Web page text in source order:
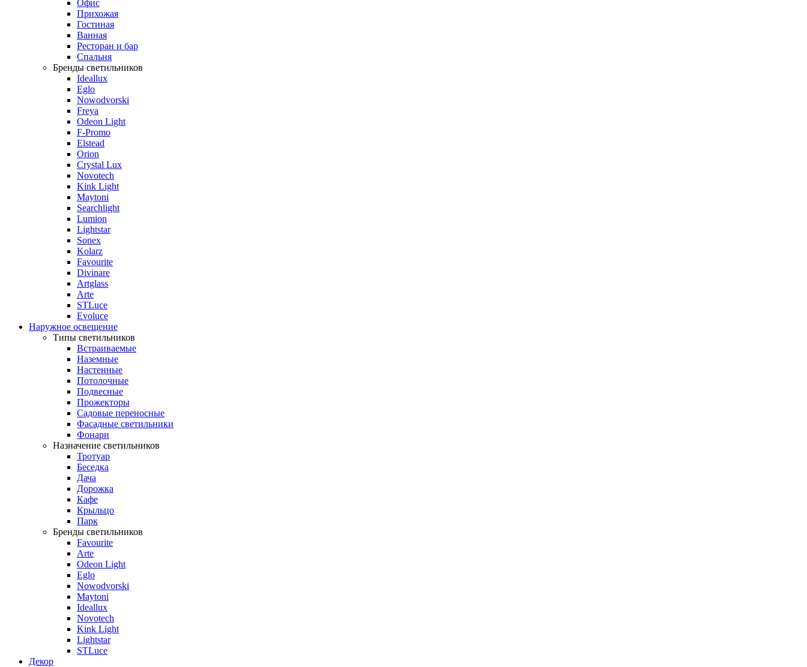
Офис
Прихожая
Гостиная
Ванная
Ресторан и бар
Спальня
Бренды светильников
Ideallux
Eglo
Nowodvorski
Freya
Odeon Light
F-Promo
Elstead
Orion
Crystal Lux
Novotech
Kink Light
Maytoni
Searchlight
Lumion
Lightstar
Sonex
Kolarz
Favourite
Divinare
Artglass
Arte
STLuce
Evoluce
Наружное освещение
Типы светильников
Встраиваемые
Наземные
Настенные
Потолочные
Подвесные
Прожекторы
Садовые переносные
Фасадные светильники
Фонари
Назначение светильников
Тротуар
Беседка
Дача
Дорожка
Кафе
Крыльцо
Парк
Бренды светильников
Favourite
Arte
Odeon Light
Eglo
Nowodvorski
Maytoni
Ideallux
Novotech
Kink Light
Lightstar
STLuce
Декор